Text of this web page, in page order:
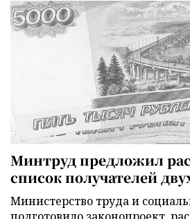
Минтруд предложил
список получателей
Министерство труда и